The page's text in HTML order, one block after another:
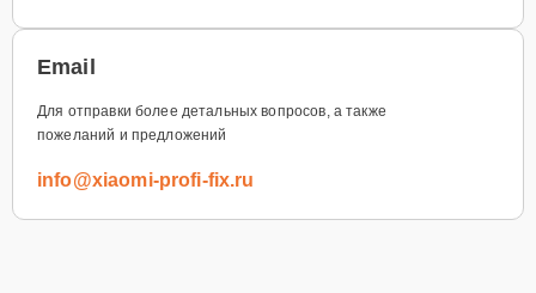
Email
Для отправки более детальных вопросов, а также
пожеланий и предложений
info@xiaomi-profi-fix.ru